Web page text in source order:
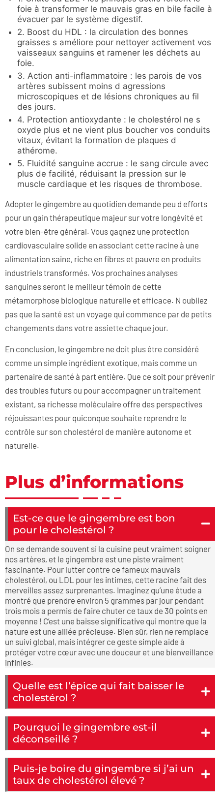
foie à transformer le mauvais gras en bile facile à
évacuer par le système digestif.
2. Boost du HDL : la circulation des bonnes
graisses s améliore pour nettoyer activement vos
vaisseaux sanguins et ramener les déchets au
foie.
3. Action anti-inflammatoire : les parois de vos
artères subissent moins d agressions
microscopiques et de lésions chroniques au fil
des jours.
4. Protection antioxydante : le cholestérol ne s
oxyde plus et ne vient plus boucher vos conduits
vitaux, évitant la formation de plaques d
athérome.
5. Fluidité sanguine accrue : le sang circule avec
plus de facilité, réduisant la pression sur le
muscle cardiaque et les risques de thrombose.
Adopter le gingembre au quotidien demande peu d efforts
pour un gain thérapeutique majeur sur votre longévité et
votre bien-être général. Vous gagnez une protection
cardiovasculaire solide en associant cette racine à une
alimentation saine, riche en fibres et pauvre en produits
industriels transformés. Vos prochaines analyses
sanguines seront le meilleur témoin de cette
métamorphose biologique naturelle et efficace. N oubliez
pas que la santé est un voyage qui commence par de petits
changements dans votre assiette chaque jour.
En conclusion, le gingembre ne doit plus être considéré
comme un simple ingrédient exotique, mais comme un
partenaire de santé à part entière. Que ce soit pour prévenir
des troubles futurs ou pour accompagner un traitement
existant, sa richesse moléculaire offre des perspectives
réjouissantes pour quiconque souhaite reprendre le
contrôle sur son cholestérol de manière autonome et
naturelle.
Plus d’informations
Est-ce que le gingembre est bon
pour le cholestérol ?
On se demande souvent si la cuisine peut vraiment soigner
nos artères, et le gingembre est une piste vraiment
fascinante. Pour lutter contre ce fameux mauvais
cholestérol, ou LDL pour les intimes, cette racine fait des
merveilles assez surprenantes. Imaginez qu’une étude a
montré que prendre environ 5 grammes par jour pendant
trois mois a permis de faire chuter ce taux de 30 points en
moyenne ! C’est une baisse significative qui montre que la
nature est une alliée précieuse. Bien sûr, rien ne remplace
un suivi global, mais intégrer ce geste simple aide à
protéger votre cœur avec une douceur et une bienveillance
infinies.
Quelle est l’épice qui fait baisser le
cholestérol ?
Pourquoi le gingembre est-il
déconseillé ?
Puis-je boire du gingembre si j’ai un
taux de cholestérol élevé ?